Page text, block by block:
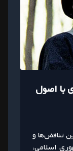
با اصول
تناقض‌ها و
اسلامی،